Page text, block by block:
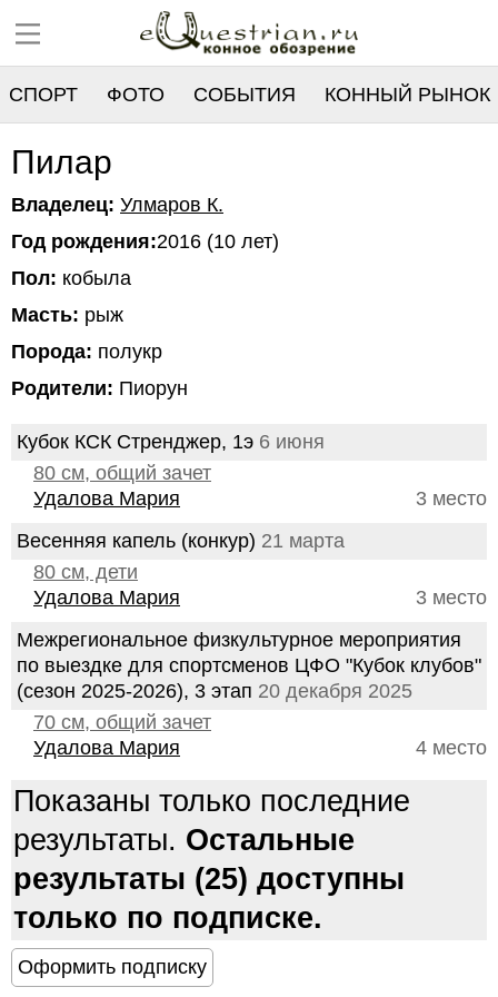
СПОРТ ФОТО СОБЫТИЯ КОННЫЙ РЫНОК
РЕЕСТР
Пилар
Владелец: Улмаров К.
Год рождения:2016 (10 лет)
Пол: кобыла
Масть: рыж
Порода: полукр
Родители: Пиорун
Кубок КСК Стренджер, 1э 6 июня
80 см, общий зачет
3 место
Удалова Мария
Весенняя капель (конкур) 21 марта
80 см, дети
3 место
Удалова Мария
Межрегиональное физкультурное мероприятия
по выездке для спортсменов ЦФО "Кубок клубов"
(сезон 2025-2026), 3 этап 20 декабря 2025
70 см, общий зачет
4 место
Удалова Мария
Показаны только последние
результаты. Остальные
результаты (25) доступны
только по подписке.